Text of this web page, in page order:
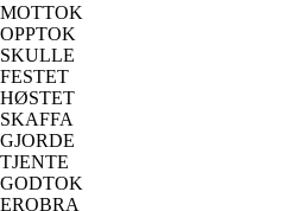
MOTTOK
OPPTOK
SKULLE
FESTET
HØSTET
SKAFFA
GJORDE
TJENTE
GODTOK
EROBRA